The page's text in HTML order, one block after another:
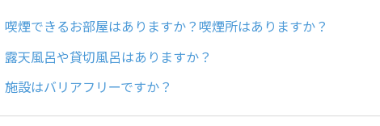
喫煙できるお部屋はありますか？喫煙所はありますか？
露天風呂や貸切風呂はありますか？
施設はバリアフリーですか？